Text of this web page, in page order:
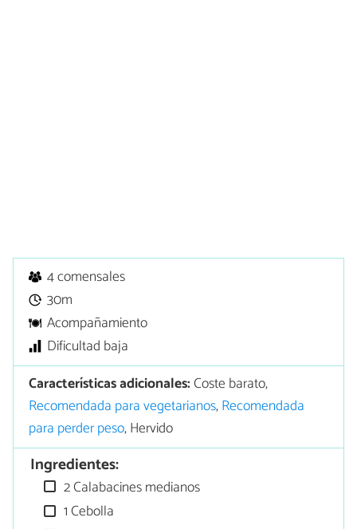
4 comensales
30m
Acompañamiento
Dificultad baja
Características adicionales:Coste barato,
Recomendada para vegetarianos,Recomendada
para perder peso, Hervido
Ingredientes:
2 Calabacines medianos
1 Cebolla